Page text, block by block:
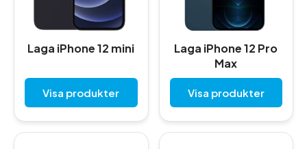
Laga iPhone 12 mini
Visa produkter
Laga iPhone 12 Pro
Max
Visa produkter